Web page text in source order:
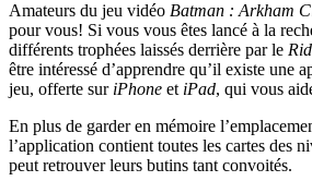
Amateurs du jeu vidéo Batman : Arkham
pour vous! Si vous vous êtes lancé à la
différents trophées laissés derrière par le
être intéressé d’apprendre qu’il existe une
jeu, offerte sur iPhone et iPad, qui vous
En plus de garder en mémoire
l’application contient toutes les cartes des
peut retrouver leurs butins tant convoités.